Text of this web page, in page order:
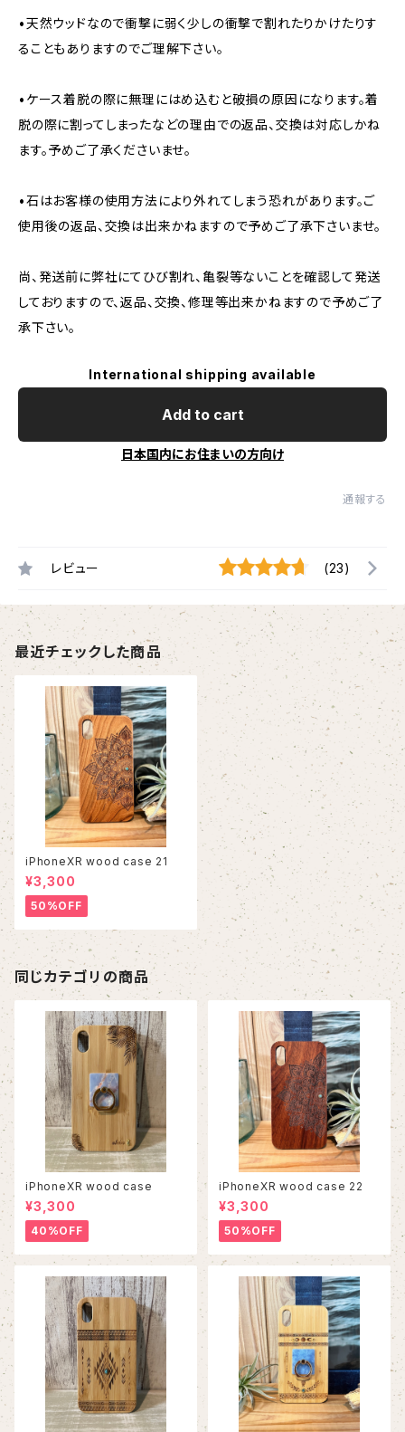
•天然ウッドなので衝撃に弱く少しの衝撃で割れたりかけたりす
ることもありますのでご理解下さい。
•ケース着脱の際に無理にはめ込むと破損の原因になります。着
脱の際に割ってしまったなどの理由での返品、交換は対応しかね
ます。予めご了承くださいませ。
•石はお客様の使用方法により外れてしまう恐れがあります。ご
使用後の返品、交換は出来かねますので予めご了承下さいませ。
尚、発送前に弊社にてひび割れ、亀裂等ないことを確認して発送
しておりますので、返品、交換、修理等出来かねますので予めご了
承下さい。
International shipping available
Add to cart
日本国内にお住まいの方向け
通報する
レビュー (23)
最近チェックした商品
iPhoneXR wood case 21
¥3,300
50%OFF
同じカテゴリの商品
iPhoneXR wood case
¥3,300
40%OFF
iPhoneXR wood case 22
¥3,300
50%OFF